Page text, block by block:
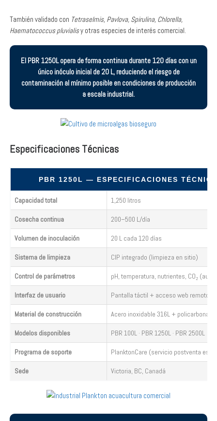
También validado con Tetraselmis, Pavlova, Spirulina, Chlorella,
Haematococcus pluvialisy otras especies de interés comercial.
El PBR 1250L opera de forma continua durante 120 días con un
único inóculo inicial de 20 L, reduciendo el riesgo de
contaminación al mínimo posible en condiciones de producción
a escala industrial.
Especificaciones Técnicas
PBR 1250L — ESPECIFICACIONES
Capacidad total 1,250 litros
Cosecha continua 200–500 L/día
Volumen de inoculación 20 L cada 120 días
Sistema de limpieza CIP integrado (limpieza en sitio)
Control de parámetros pH, temperatura, nutrientes, CO₂
Interfaz de usuario Pantalla táctil + acceso web remoto
Material de construcción Acero inoxidable 316L + policarbonato
Modelos disponibles PBR 100L · PBR 1250L · PBR 2500L
Programa de soporte PlanktonCare (servicio postventa
Sede Victoria, BC, Canadá